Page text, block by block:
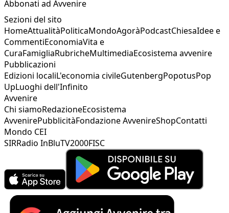
Abbonati ad Avvenire
Sezioni del sito
HomeAttualitàPoliticaMondoAgoràPodcastChiesaIdee e
CommentiEconomiaVita e
CuraFamigliaRubricheMultimediaEcosistema avvenire
Pubblicazioni
Edizioni localiL'economia civileGutenbergPopotusPop
UpLuoghi dell'Infinito
Avvenire
Chi siamoRedazioneEcosistema
AvvenirePubblicitàFondazione AvvenireShopContatti
Mondo CEI
SIRRadio InBluTV2000FISC